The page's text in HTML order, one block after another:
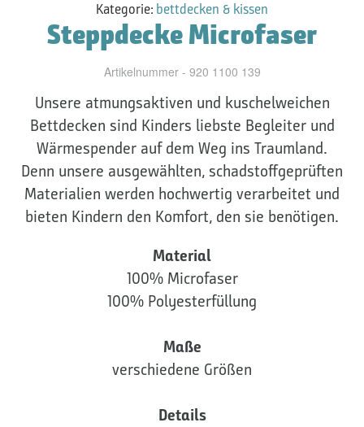
Kategorie: bettdecken & kissen
Steppdecke Microfaser
Artikelnummer - 920 1100 139
Unsere atmungsaktiven und kuschelweichen
Bettdecken sind Kinders liebste Begleiter und
Wärmespender auf dem Weg ins Traumland.
Denn unsere ausgewählten, schadstoffgeprüften
Materialien werden hochwertig verarbeitet und
bieten Kindern den Komfort, den sie benötigen.
Material
100% Microfaser
100% Polyesterfüllung
Maße
verschiedene Größen
Details